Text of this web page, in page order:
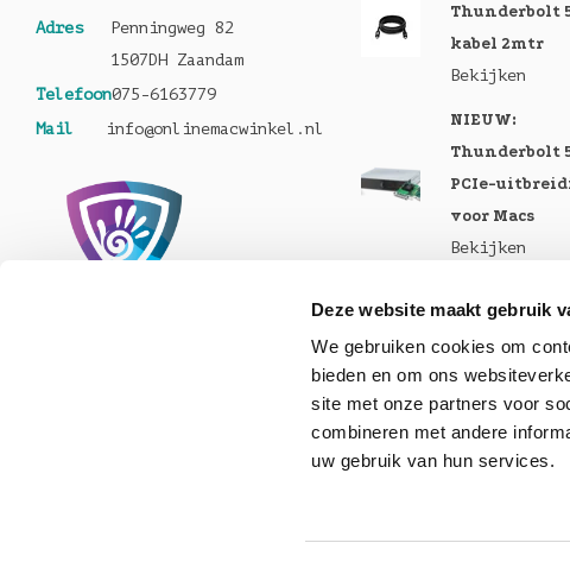
Deze website maakt gebruik
We gebruiken cookies om
bieden en om ons
site met onze partners voor
combineren met andere
uw gebruik van hun services.
Adres
Penningweg 82
1507DH Zaandam
Telefoon075-6163779
Mail
info@onlinemacwinkel.nl
Thunderbolt
kabel 2mtr
Bekijken
NIEUW:
Thunderbolt
PCIe-
voor Macs
Bekijken
MacBook Pro
Pro en M5
Bekijken
Nu leverbaar:
Helios 5S